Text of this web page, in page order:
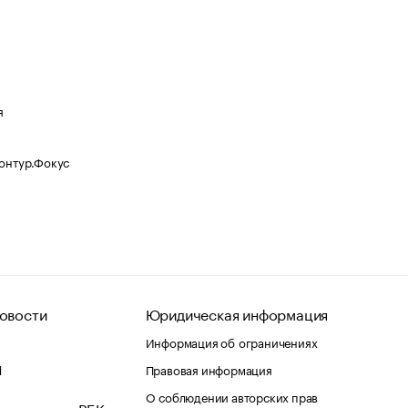
Юридическая информация
Информация об ограничениях
Правовая информация
О соблюдении авторских прав